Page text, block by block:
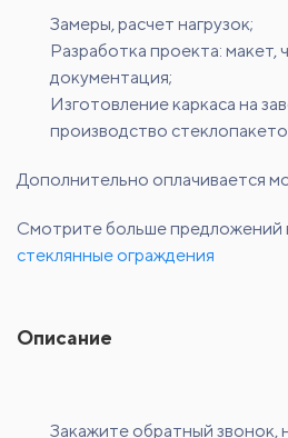
Замеры, расчет нагрузок;
Разработка проекта: макет,
документация;
Изготовление каркаса на
производство
Дополнительно оплачивается
Смотрите больше предложений
стеклянные ограждения
Описание
Закажите обратный звонок,